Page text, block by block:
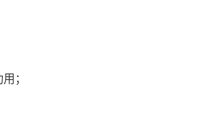
；